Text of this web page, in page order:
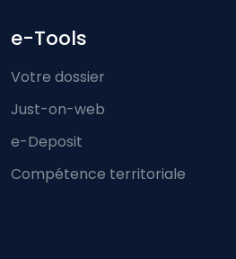
e-Tools
Votre dossier
Just-on-web
e-Deposit
Compétence territoriale